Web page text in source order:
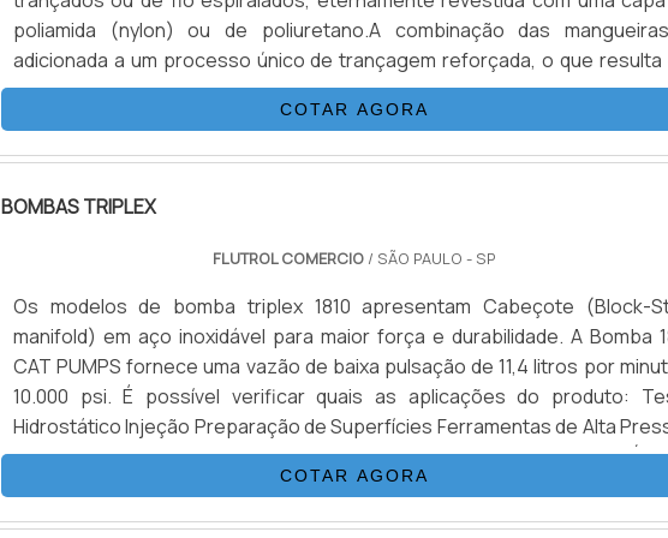
poliamida (nylon) ou de poliuretano.A combinação das
adicionada a um processo único de trançagem reforçada, o que resulta
uma mangueira flexível, com as seguintes propriedades: desenvolvida
alta e altíssimas pressões (3.200 Bar.), de excelentes características de.
COTAR AGORA
BOMBAS TRIPLEX
FLUTROL COMERCIO / SÃO PAULO - SP
Os modelos de bomba triplex 1810 apresentam Cabeçote (Block-
manifold) em aço inoxidável para maior força e durabilidade. A Bomba
CAT PUMPS fornece uma vazão de baixa pulsação de 11,4 litros por
10.000 psi. É possível verificar quais as aplicações do produto:
Hidrostático Injeção Preparação de Superfícies Ferramentas de Alta
Prevenção de Blow Off de BOP Demolição de Concreto.DETALHES
SOBRE O PRODUTOA função de uma bomba é converter energia mecânica .
COTAR AGORA